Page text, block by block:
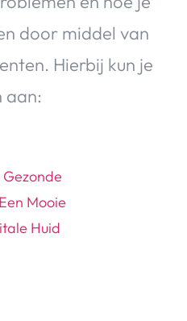
door middel van
Hierbij kun je
aan: